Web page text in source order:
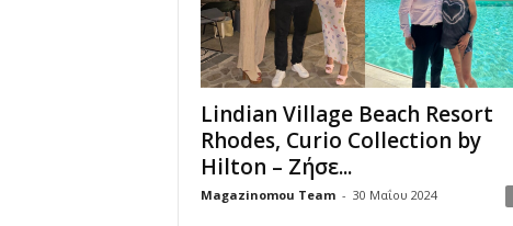
Lindian Village Beach Resort
Rhodes, Curio Collection by
Hilton – Ζήσε...
Magazinomou Team - 30 Μαΐου 2024